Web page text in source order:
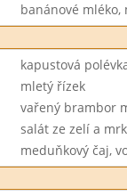
banánové mléko,
kapustová
mletý řízek
vařený brambor
salát ze zelí a
meduňkový čaj,